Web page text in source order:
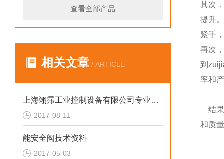
查看全部产品
相关文章 / ARTICLE
上海翊霈工业控制设备有限公司专业介绍如何正确选用安全阀
2017-08-11
能安全阀技术资料
2017-05-03
其次
提升
紧手
再次
到
率和
结果
和质